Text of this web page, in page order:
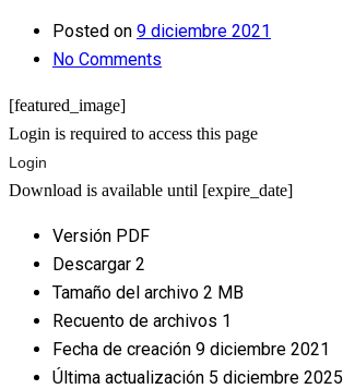
Posted on 9 diciembre 2021
No Comments
[featured_image]
Login is required to access this page
Login
Download is available until [expire_date]
Versión PDF
Descargar 2
Tamaño del archivo 2 MB
Recuento de archivos 1
Fecha de creación 9 diciembre 2021
Última actualización 5 diciembre 2025